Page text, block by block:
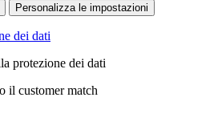
Personalizza le impostazioni
dei dati
protezione dei dati
il customer match